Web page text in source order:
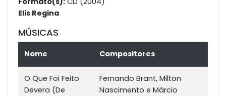
Elis Regina
MÚSICAS
Nome Compositores
O Que Foi Feito
Devera (De
Fernando Brant, Milton
Nascimento e Márcio